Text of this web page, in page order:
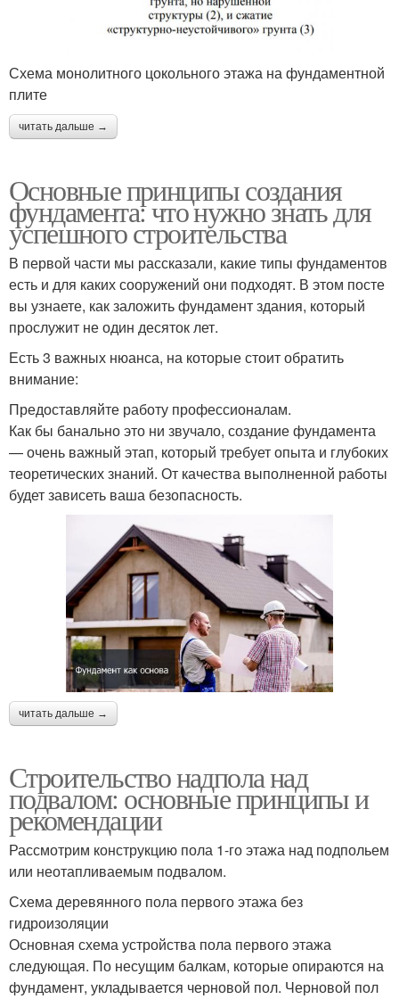
Схема монолитного цокольного этажа на фундаментной
плите
читать дальше →
Основные принципы создания
фундамента: что нужно знать для
успешного строительства
В первой части мы рассказали, какие типы фундаментов
есть и для каких сооружений они подходят. В этом посте
вы узнаете, как заложить фундамент здания, который
прослужит не один десяток лет.
Есть 3 важных нюанса, на которые стоит обратить
внимание:
Предоставляйте работу профессионалам.
Как бы банально это ни звучало, создание фундамента
— очень важный этап, который требует опыта и глубоких
теоретических знаний. От качества выполненной работы
будет зависеть ваша безопасность.
читать дальше →
Строительство надпола над
подвалом: основные принципы и
рекомендации
Рассмотрим конструкцию пола 1-го этажа над подпольем
или неотапливаемым подвалом.
Схема деревянного пола первого этажа без
гидроизоляции
Основная схема устройства пола первого этажа
следующая. По несущим балкам, которые опираются на
фундамент, укладывается черновой пол. Черновой пол